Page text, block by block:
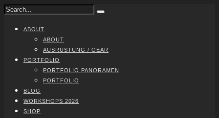
ABOUT
ABOUT
AUS­RÜS­TUNG / GEAR
PORT­FO­LIO
PORT­FO­LIO PAN­ORA­MEN
PORT­FO­LIO
BLOG
WORK­SHOPS 2026
SHOP